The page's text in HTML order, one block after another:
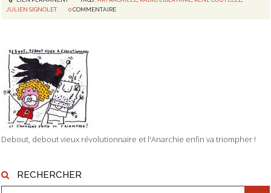
Debout, debout vieux révolutionnaire et l'Anarchie enfin va triompher !
RECHERCHER
JULIEN SIGNOLET
0 COMMENTAIRE